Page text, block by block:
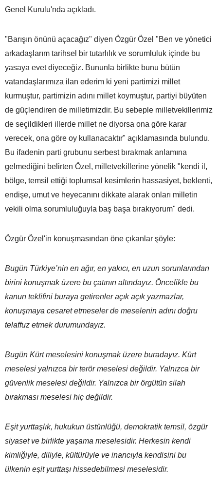
Genel Kurulu'nda açıkladı.
"Barışın önünü açacağız" diyen Özgür Özel "Ben ve yönetici
arkadaşlarım tarihsel bir tutarlılık ve sorumluluk içinde bu
yasaya evet diyeceğiz. Bununla birlikte bunu bütün
vatandaşlarımıza ilan ederim ki yeni partimizi millet
kurmuştur, partimizin adını millet koymuştur, partiyi büyüten
de güçlendiren de milletimizdir. Bu sebeple milletvekillerimiz
de seçildikleri illerde millet ne diyorsa ona göre karar
verecek, ona göre oy kullanacaktır" açıklamasında bulundu.
Bu ifadenin parti grubunu serbest bırakmak anlamına
gelmediğini belirten Özel, milletvekillerine yönelik "kendi il,
bölge, temsil ettiği toplumsal kesimlerin hassasiyet, beklenti,
endişe, umut ve heyecanını dikkate alarak onları milletin
vekili olma sorumluluğuyla baş başa bırakıyorum" dedi.
Özgür Özel'in konuşmasından öne çıkanlar şöyle:
Bugün Türkiye’nin en ağır, en yakıcı, en uzun sorunlarından
birini konuşmak üzere bu çatının altındayız. Öncelikle bu
kanun teklifini buraya getirenler açık açık yazmazlar,
konuşmaya cesaret etmeseler de meselenin adını doğru
telaffuz etmek durumundayız.
Bugün Kürt meselesini konuşmak üzere buradayız. Kürt
meselesi yalnızca bir terör meselesi değildir. Yalnızca bir
güvenlik meselesi değildir. Yalnızca bir örgütün silah
bırakması meselesi hiç değildir.
Eşit yurttaşlık, hukukun üstünlüğü, demokratik temsil, özgür
siyaset ve birlikte yaşama meselesidir. Herkesin kendi
kimliğiyle, diliyle, kültürüyle ve inancıyla kendisini bu
ülkenin eşit yurttaşı hissedebilmesi meselesidir.